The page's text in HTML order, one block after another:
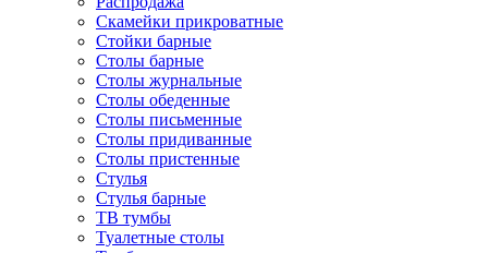
Скамейки прикроватные
Стойки барные
Столы барные
Столы журнальные
Столы обеденные
Столы письменные
Столы придиванные
Столы пристенные
Стулья
Стулья барные
ТВ тумбы
Туалетные столы